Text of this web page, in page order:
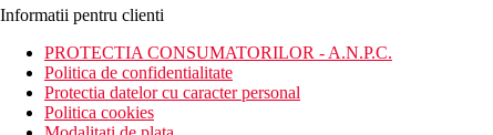
Informatii pentru clienti
PROTECTIA CONSUMATORILOR - A.N.P.C.
Politica de confidentialitate
Protectia datelor cu caracter personal
Politica cookies